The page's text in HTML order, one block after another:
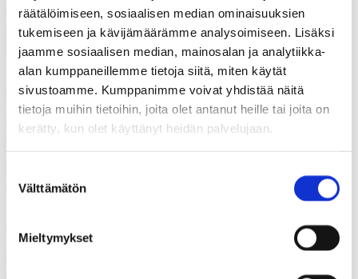
räätälöimiseen, sosiaalisen median ominaisuuksien
tukemiseen ja kävijämäärämme analysoimiseen. Lisäksi
jaamme sosiaalisen median, mainosalan ja analytiikka-
alan kumppaneillemme tietoja siitä, miten käytät
sivustoamme. Kumppanimme voivat yhdistää näitä
tietoja muihin tietoihin, joita olet antanut heille tai joita on
kerätty, kun olet käyttänyt heidän palvelujaan.
valinta
Välttämätön
Mieltymykset
Kansa vastustaa useimpia julkisen talouden säästötoimia
25.04.2026
Gallupit
Kansa: hallitus on epäonnistunut etenkin sote-asioissa sekä
työllisyyden ja maan talouden hoidossa
Kansa ei juurikaan luota Orpon hallituksen kykyyn hoitaa